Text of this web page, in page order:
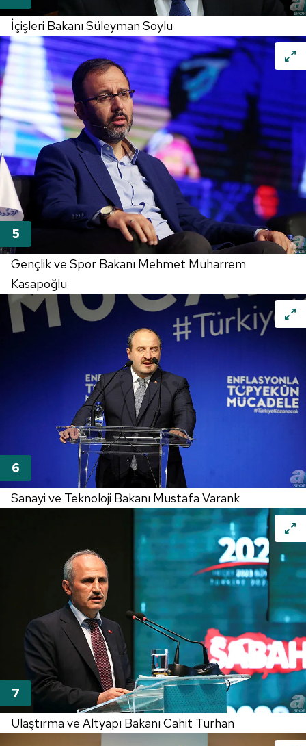
İçişleri Bakanı Süleyman Soylu
Gençlik ve Spor Bakanı Mehmet Muharrem
Kasapoğlu
Sanayi ve Teknoloji Bakanı Mustafa Varank
Ulaştırma ve Altyapı Bakanı Cahit Turhan